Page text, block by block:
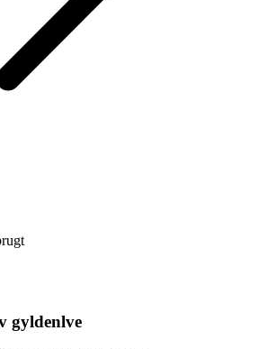
gyldenlve